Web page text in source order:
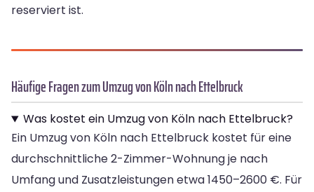
reserviert ist.
Häufige Fragen zum Umzug von Köln nach Ettelbruck
Was kostet ein Umzug von Köln nach Ettelbruck?
Ein Umzug von Köln nach Ettelbruck kostet für eine
durchschnittliche 2-Zimmer-Wohnung je nach
Umfang und Zusatzleistungen etwa 1450–2600 €. Für